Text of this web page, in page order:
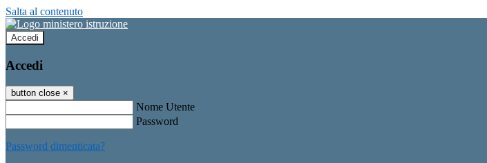
Salta al contenuto
Accedi
Accedi
button close ×
Nome Utente
Password
Password dimenticata?